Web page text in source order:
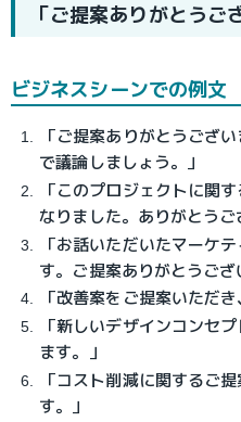
「ご提案ありがとうご
ビジネスシーンでの例文
「ご提案ありがとうござ
で議論しましょう。」
「このプロジェクトに関
なりました。ありがとうご
「お話いただいたマーケ
す。ご提案ありがとうござ
「改善案をご提案いただ
「新しいデザインコンセ
ます。」
「コスト削減に関するご
す。」